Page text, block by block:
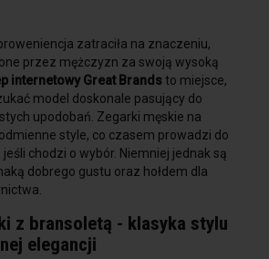
wykonywania określonego
zatraciła na znaczeniu,
przez mężczyzn za swoją wysoką
internetowy Great Brandsto miejsce,
model doskonale pasujący do
upodobań. Zegarki męskie na
style, co czasem prowadzi do
chodzi o wybór. Niemniej jednak są
dobrego gustu oraz hołdem dla
z bransoletą - klasyka stylu